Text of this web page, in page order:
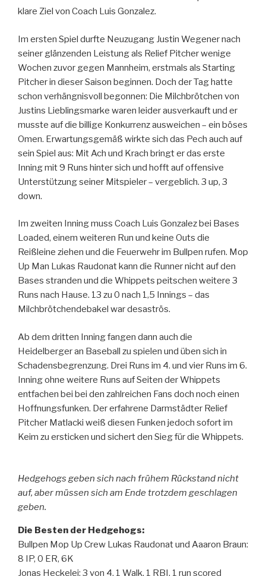
klare Ziel von Coach Luis Gonzalez.
Im ersten Spiel durfte Neuzugang Justin Wegener nach
seiner glänzenden Leistung als Relief Pitcher wenige
Wochen zuvor gegen Mannheim, erstmals als Starting
Pitcher in dieser Saison beginnen. Doch der Tag hatte
schon verhängnisvoll begonnen: Die Milchbrötchen von
Justins Lieblingsmarke waren leider ausverkauft und er
musste auf die billige Konkurrenz ausweichen – ein böses
Omen. Erwartungsgemäß wirkte sich das Pech auch auf
sein Spiel aus: Mit Ach und Krach bringt er das erste
Inning mit 9 Runs hinter sich und hofft auf offensive
Unterstützung seiner Mitspieler – vergeblich. 3 up, 3
down.
Im zweiten Inning muss Coach Luis Gonzalez bei Bases
Loaded, einem weiteren Run und keine Outs die
Reißleine ziehen und die Feuerwehr im Bullpen rufen. Mop
Up Man Lukas Raudonat kann die Runner nicht auf den
Bases stranden und die Whippets peitschen weitere 3
Runs nach Hause. 13 zu 0 nach 1,5 Innings – das
Milchbrötchendebakel war desaströs.
Ab dem dritten Inning fangen dann auch die
Heidelberger an Baseball zu spielen und üben sich in
Schadensbegrenzung. Drei Runs im 4. und vier Runs im 6.
Inning ohne weitere Runs auf Seiten der Whippets
entfachen bei bei den zahlreichen Fans doch noch einen
Hoffnungsfunken. Der erfahrene Darmstädter Relief
Pitcher Matlacki weiß diesen Funken jedoch sofort im
Keim zu ersticken und sichert den Sieg für die Whippets.
Hedgehogs geben sich nach frühem Rückstand nicht
auf, aber müssen sich am Ende trotzdem geschlagen
geben.
Die Besten der Hedgehogs:
Bullpen Mop Up Crew Lukas Raudonat und Aaaron Braun:
8 IP, 0 ER, 6K
Jonas Heckelei: 3 von 4, 1 Walk, 1 RBI, 1 run scored